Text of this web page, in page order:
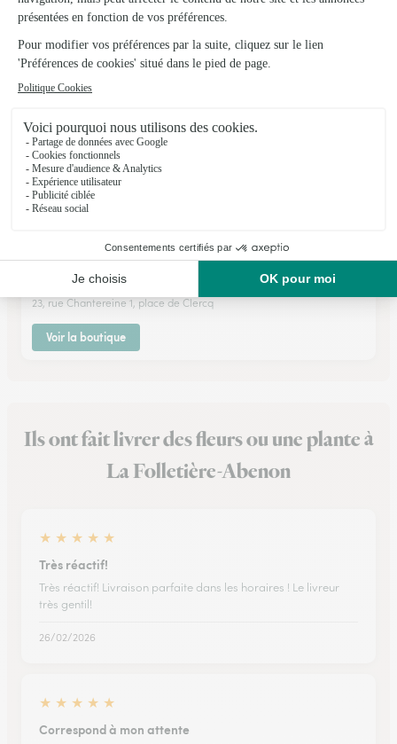
5-7, rue Romain Darchy
Voir la boutique
★★ 4.6 (108)
23, rue Chantereine 1, place de Clercq
Voir la boutique
Ils ont fait livrer des fleurs ou une plante à
La Folletière-Abenon
★ ★ ★ ★ ★
Très réactif!
Très réactif! Livraison parfaite dans les horaires ! Le livreur
très gentil!
26/02/2026
★ ★ ★ ★ ★
Correspond à mon attente